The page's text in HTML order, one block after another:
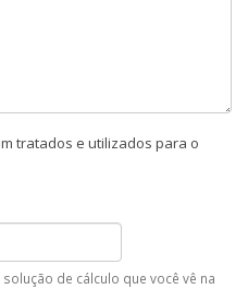
tratados e utilizados para o
de cálculo que você vê na